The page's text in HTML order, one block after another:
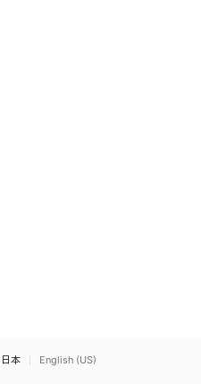
日本 English (US)